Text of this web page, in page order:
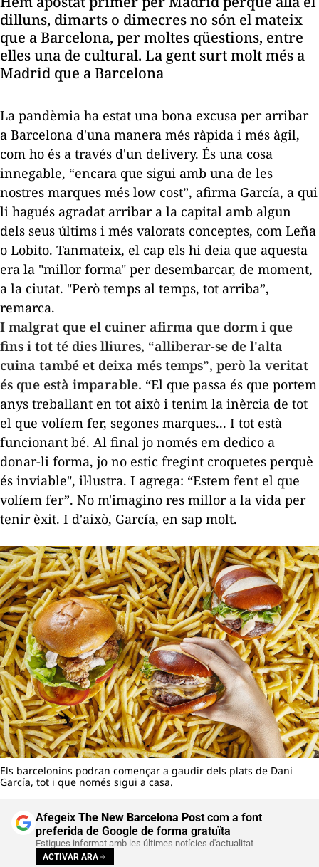
dilluns, dimarts o dimecres no són el mateix
que a Barcelona, per moltes qüestions, entre
elles una de cultural. La gent surt molt més a
Madrid que a Barcelona
La pandèmia ha estat una bona excusa per arribar
a Barcelona d'una manera més ràpida i més àgil,
com ho és a través d'un delivery. És una cosa
innegable, “encara que sigui amb una de les
nostres marques més low cost”, afirma García, a qui
li hagués agradat arribar a la capital amb algun
dels seus últims i més valorats conceptes, com Leña
o Lobito. Tanmateix, el cap els hi deia que aquesta
era la "millor forma" per desembarcar, de moment,
a la ciutat. "Però temps al temps, tot arriba”,
remarca.
I malgrat que el cuiner afirma que dorm i que
fins i tot té dies lliures, “alliberar-se de l'alta
cuina també et deixa més temps”, però la veritat
és que està imparable. “El que passa és que portem
anys treballant en tot això i tenim la inèrcia de tot
el que volíem fer, segones marques... I tot està
funcionant bé. Al final jo només em dedico a
donar-li forma, jo no estic fregint croquetes perquè
és inviable", il·lustra. I agrega: “Estem fent el que
volíem fer”. No m'imagino res millor a la vida per
tenir èxit. I d'això, García, en sap molt.
Els barcelonins podran començar a gaudir dels plats de Dani
García, tot i que només sigui a casa.
Afegeix The New Barcelona Postcom a font
preferida de Google de forma gratuïta
Estigues informat amb les últimes notícies d'actualitat
ACTIVAR ARA